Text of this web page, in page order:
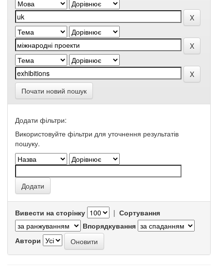
Почати новий пошук
Додати фільтри:
Використовуйте фільтри для уточнення результатів
пошуку.
Вивести на сторінку | Сортування
Впорядкування
Автори